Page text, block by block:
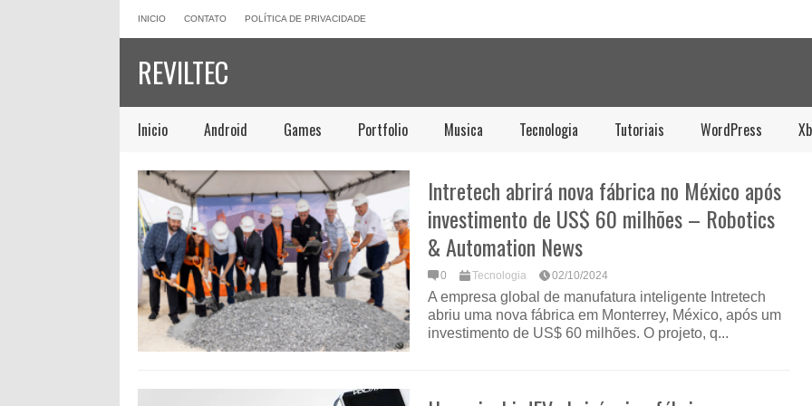
INICIO CONTATO POLÍTICA DE PRIVACIDADE
REVILTEC
Inicio Android Games Portfolio Musica Tecnologia Tutoriais WordPress
Intretech abrirá nova fábrica no México após
investimento de US$ 60 milhões – Robotics
& Automation News
0 Tecnologia 02/10/2024
A empresa global de manufatura inteligente Intretech
abriu uma nova fábrica em Monterrey, México, após um
investimento de US$ 60 milhões. O projeto, q...